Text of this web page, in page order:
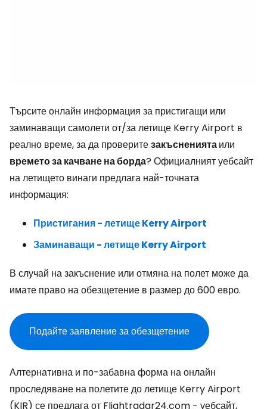
Търсите онлайн информация за пристигащи или
заминаващи самолети от/за летище Kerry Airport в
реално време, за да проверитезакъснениятаили
времето за качване на борда? Официалният уебсайт
на летището винаги предлага най-точната
информация:
Пристигания - летище Kerry Airport
Заминаващи - летище Kerry Airport
В случай на закъснение или отмяна на полет може да
имате право на обезщетение в размер до 600 евро.
Подайте заявление за обезщетение
Алтернативна и по-забавна форма на онлайн
проследяване на полетите до летище Kerry Airport
(KIR) се предлага от Flightradar24.com - уебсайт,